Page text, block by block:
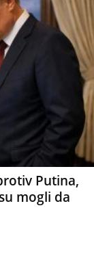
Putina,
mogli da